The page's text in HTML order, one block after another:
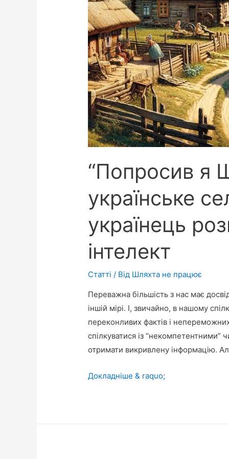
“Попросив я
українське
українець
інтелект
Статті / Від Шляхта не працює
Переважна більшість з нас має
іншій мірі. І, звичайно, в нашому
переконливих фактів і
спілкуватися із “некомпетентними”
отримати викривлену інформацію.
“Попросив
Докладніше & raquo;